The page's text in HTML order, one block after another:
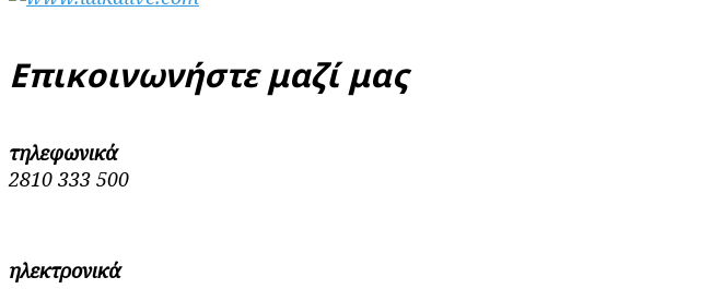
Επικοινωνήστε μαζί μας
τηλεφωνικά
2810 333 500
ηλεκτρονικά